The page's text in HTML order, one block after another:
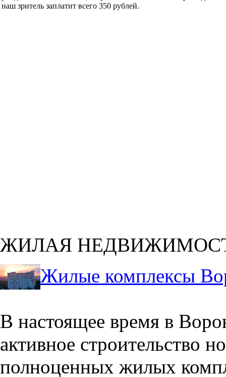
наш зритель заплатит всего 350 рублей.
ЖИЛАЯ
Жилые комплексы
В настоящее время в
активное строительство
полноценных жилых